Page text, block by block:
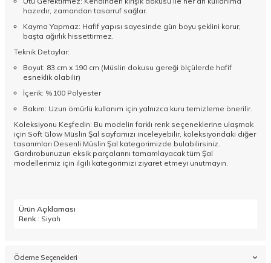
hazırdır, zamandan tasarruf sağlar.
Kayma Yapmaz: Hafif yapısı sayesinde gün boyu şeklini korur,
başta ağırlık hissettirmez.
Teknik Detaylar:
Boyut: 83 cm x 190 cm (Müslin dokusu gereği ölçülerde hafif
esneklik olabilir)
İçerik: %100 Polyester
Bakım: Uzun ömürlü kullanım için yalnızca kuru temizleme önerilir.
Koleksiyonu Keşfedin: Bu modelin farklı renk seçeneklerine ulaşmak
için Soft Glow Müslin Şal sayfamızı inceleyebilir, koleksiyondaki diğer
tasarımları Desenli Müslin Şal kategorimizde bulabilirsiniz.
Gardırobunuzun eksik parçalarını tamamlayacak tüm Şal
modellerimiz için ilgili kategorimizi ziyaret etmeyi unutmayın.
Ürün Açıklaması
Renk : Siyah
Ödeme Seçenekleri